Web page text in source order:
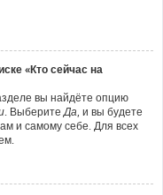
«Кто сейчас на
вы найдёте опцию
. ВыберитеДа, и вы будете
и самому себе. Для всех